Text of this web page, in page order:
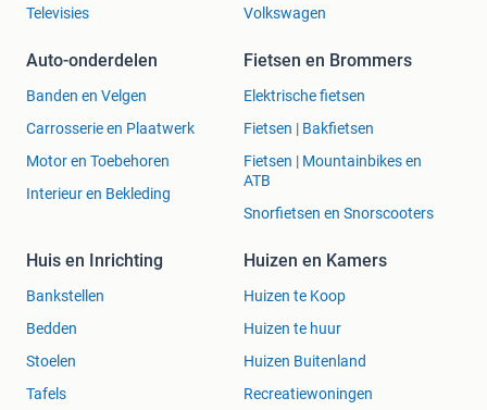
Televisies
Volkswagen
Auto-onderdelen
Banden en Velgen
Carrosserie en Plaatwerk
Motor en Toebehoren
Interieur en Bekleding
Fietsen en Brommers
Elektrische fietsen
Fietsen | Bakfietsen
Fietsen | Mountainbikes en
ATB
Snorfietsen en Snorscooters
Huis en Inrichting
Bankstellen
Bedden
Stoelen
Tafels
Huizen en Kamers
Huizen te Koop
Huizen te huur
Huizen Buitenland
Recreatiewoningen